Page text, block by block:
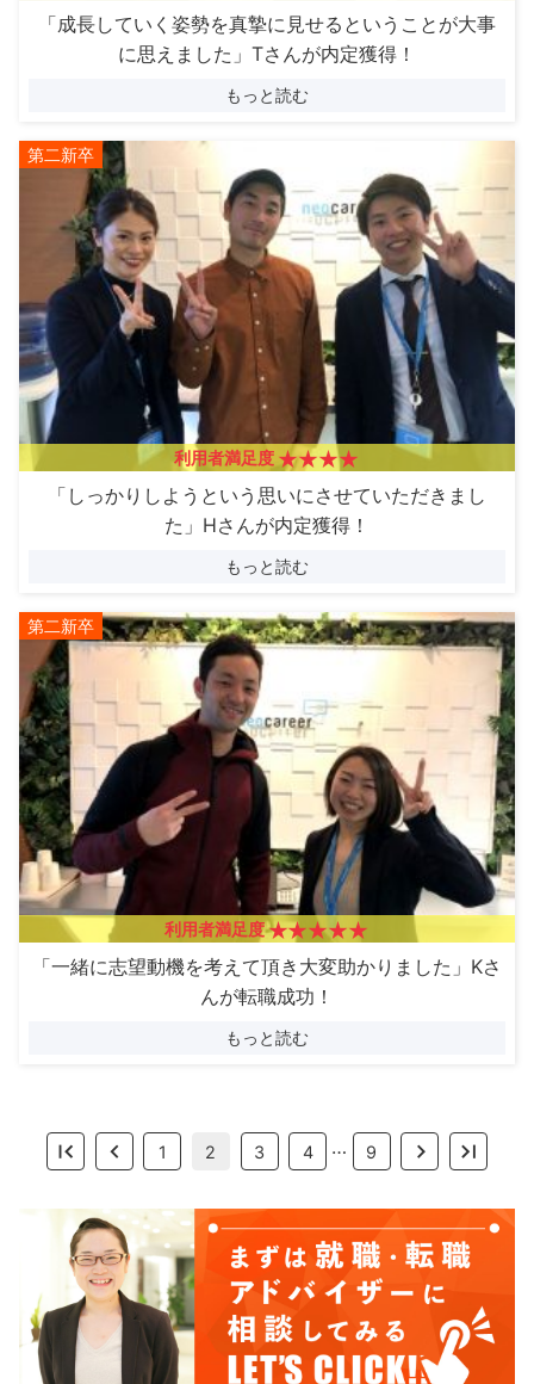
「成長していく姿勢を真摯に見せるということが大事
に思えました」Tさんが内定獲得！
もっと読む
第二新卒
利用者満足度
「しっかりしようという思いにさせていただきまし
た」Hさんが内定獲得！
もっと読む
第二新卒
利用者満足度
「一緒に志望動機を考えて頂き大変助かりました」Kさ
んが転職成功！
もっと読む
1 2 3 4 … 9